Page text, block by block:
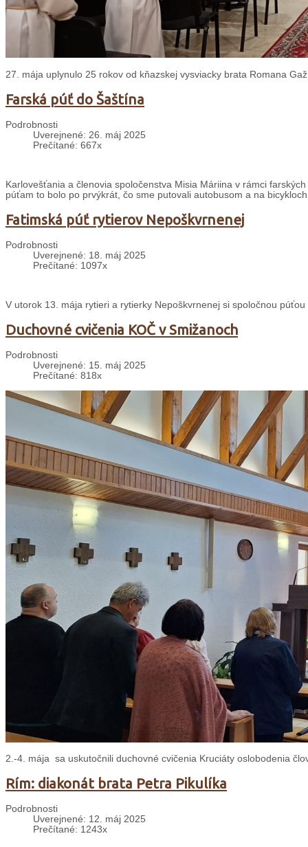
27. mája uplynulo 25 rokov od kňazskej vysviacky brata Romana
Farská púť do Šaštína
Podrobnosti
Uverejnené: 26. máj 2025
Prečítané: 667x
Karlovešťania a členovia spoločenstva Misia Máriina v rámci
púťam to bolo po prvýkrát, čo sme putovali autobusom a na
Fatimská púť rytierov Nepoškvrnenej
Podrobnosti
Uverejnené: 18. máj 2025
Prečítané: 1097x
V utorok 13. mája rytieri a rytierky Nepoškvrnenej si spoločnou
Duchovné cvičenia KOČ v Smižanoch
Podrobnosti
Uverejnené: 15. máj 2025
Prečítané: 818x
2.-4. mája sa uskutočnili duchovné cvičenia Kruciáty oslobodenia
Rím: diakonát brata Petra Pikulíka
Podrobnosti
Uverejnené: 12. máj 2025
Prečítané: 1243x